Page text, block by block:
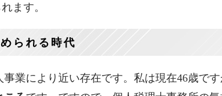
ます。
られる時代
業により近い存在です。私は現在46歳で